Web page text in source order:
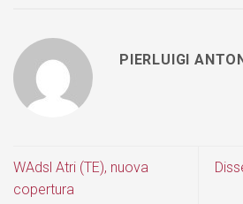
PIERLUIGI
WAdsl Atri (TE), nuova
copertura